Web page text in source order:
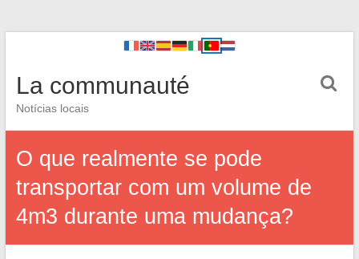
La communauté
Notícias locais
O que realmente se pode
transportar com um volume de
4m3 durante uma mudança?